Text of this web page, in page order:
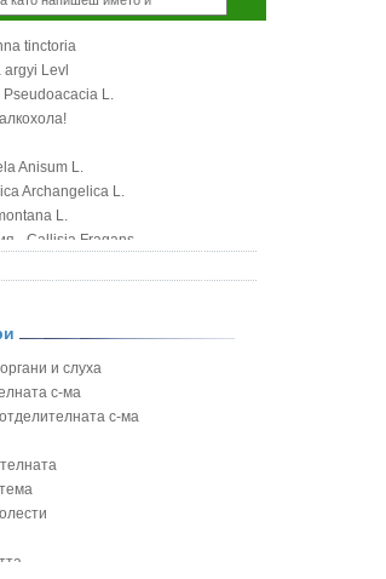
tinctoria
Levl
L.
Anisum L.
Archangelica L.
L.
- Callisia Fragans
calamus L.
ulmaria L.
Phaseolus Vulgaris L.
Pinus sylvestris
Basillicum
L.
helix L.
и слуха
с-ма
с-ма